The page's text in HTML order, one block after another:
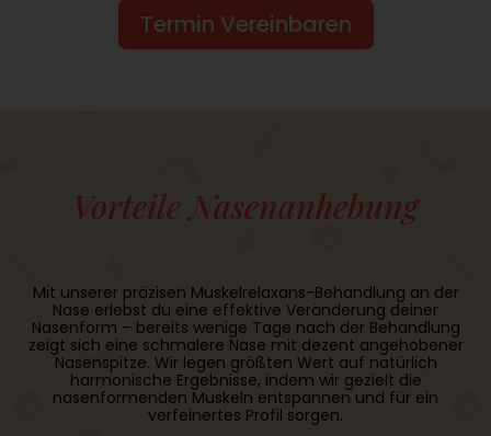
Termin Vereinbaren
Vorteile Nasenanhebung
Mit unserer präzisen Muskelrelaxans-Behandlung an der
Nase erlebst du eine effektive Veränderung deiner
Nasenform – bereits wenige Tage nach der Behandlung
zeigt sich eine schmalere Nase mit dezent angehobener
Nasenspitze. Wir legen größten Wert auf natürlich
harmonische Ergebnisse, indem wir gezielt die
nasenformenden Muskeln entspannen und für ein
verfeinertes Profil sorgen.